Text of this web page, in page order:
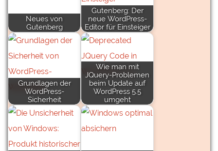
Neues von
Gutenberg
Gutenberg: Der
neue WordPress-
Editor für Einsteiger
Grundlagen der
WordPress-
Sicherheit
Wie man mit
JQuery-Problemen
beim Update auf
WordPress 5.5
umgeht